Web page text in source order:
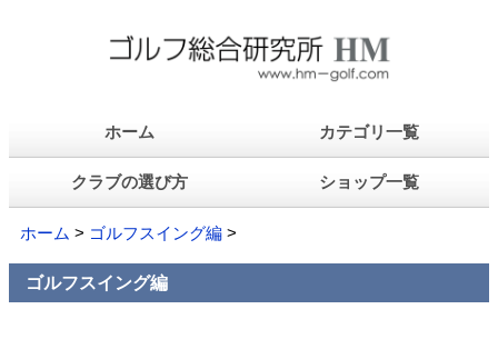
ホーム カテゴリ一覧
クラブの選び方 ショップ一覧
ホーム > ゴルフスイング編 >
ゴルフスイング編